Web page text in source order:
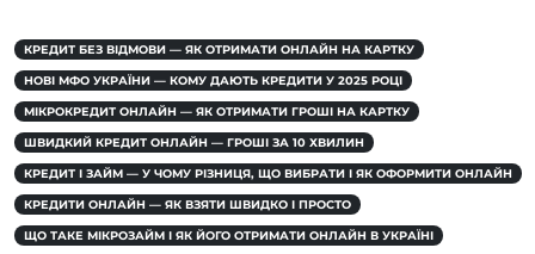
КРЕДИТ БЕЗ ВІДМОВИ — ЯК ОТРИМАТИ ОНЛАЙН НА КАРТКУ
НОВІ МФО УКРАЇНИ — КОМУ ДАЮТЬ КРЕДИТИ У 2025 РОЦІ
МІКРОКРЕДИТ ОНЛАЙН — ЯК ОТРИМАТИ ГРОШІ НА КАРТКУ
ШВИДКИЙ КРЕДИТ ОНЛАЙН — ГРОШІ ЗА 10 ХВИЛИН
КРЕДИТ І ЗАЙМ — У ЧОМУ РІЗНИЦЯ, ЩО ВИБРАТИ І ЯК ОФОРМИТИ ОНЛАЙН
КРЕДИТИ ОНЛАЙН — ЯК ВЗЯТИ ШВИДКО І ПРОСТО
ЩО ТАКЕ МІКРОЗАЙМ І ЯК ЙОГО ОТРИМАТИ ОНЛАЙН В УКРАЇНІ